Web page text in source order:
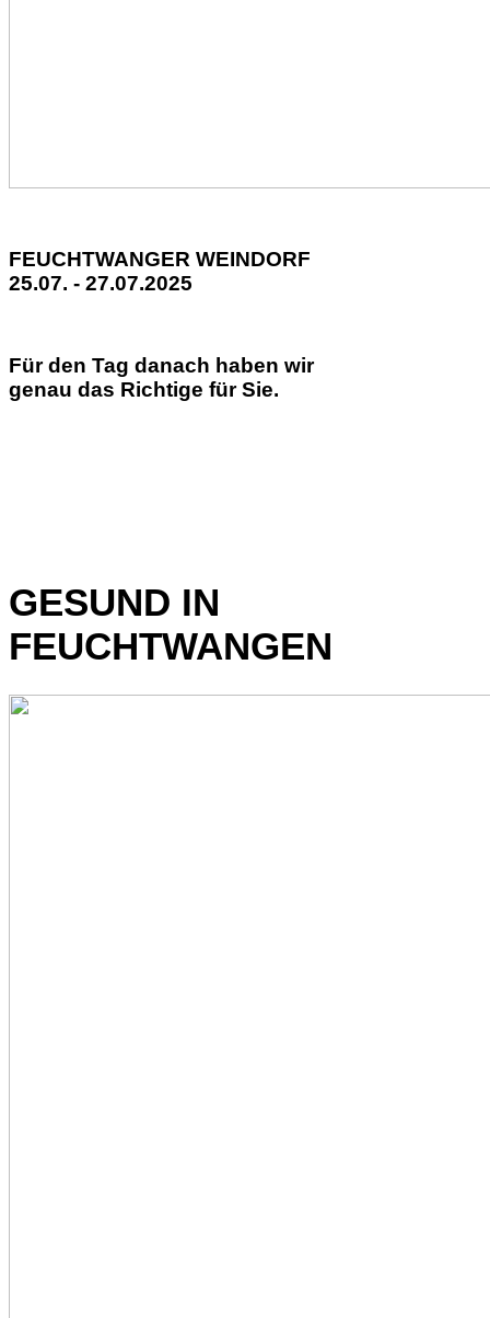
FEUCHTWANGER WEINDORF
25.07. - 27.07.2025
Für den Tag danach haben wir
genau das Richtige für Sie.
GESUND IN
FEUCHTWANGEN